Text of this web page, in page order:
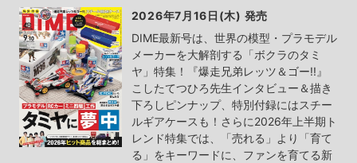
2026年7月16日(木) 発売
DIME最新号は、世界の模型・プラモデル
メーカーを大解剖する「ボクラのタミ
ヤ」特集！『爆走兄弟レッツ＆ゴー!!』
こしたてつひろ先生インタビュー＆描き
下ろしピンナップ、特別付録にはスチー
ルギアケースも！さらに2026年上半期ト
レンド特集では、「売れる」より「育て
る」をキーワードに、ファンを育てる新